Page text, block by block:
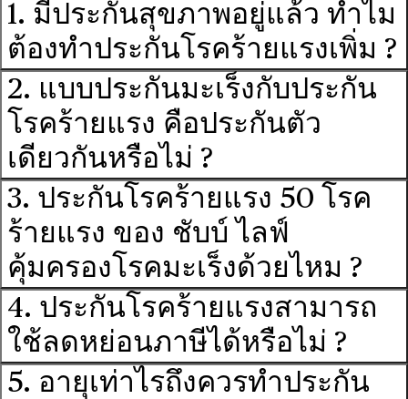
1. มีประกันสุขภาพอยู่แล้ว ทำไม
ต้องทำประกันโรคร้ายแรงเพิ่ม ?
2. แบบประกันมะเร็งกับประกัน
โรคร้ายแรง คือประกันตัว
เดียวกันหรือไม่ ?
3. ประกันโรคร้ายแรง 50 โรค
ร้ายแรง ของ ชับบ์ ไลฟ์
คุ้มครองโรคมะเร็งด้วยไหม ?
4. ประกันโรคร้ายแรงสามารถ
ใช้ลดหย่อนภาษีได้หรือไม่ ?
5. อายุเท่าไรถึงควรทำประกัน